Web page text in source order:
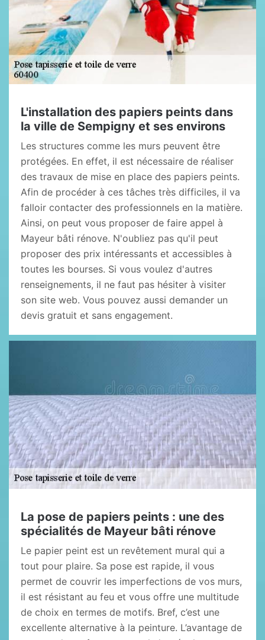
L'installation des papiers peints dans
la ville de Sempigny et ses environs
Les structures comme les murs peuvent être
protégées. En effet, il est nécessaire de réaliser
des travaux de mise en place des papiers peints.
Afin de procéder à ces tâches très difficiles, il va
falloir contacter des professionnels en la matière.
Ainsi, on peut vous proposer de faire appel à
Mayeur bâti rénove. N'oubliez pas qu'il peut
proposer des prix intéressants et accessibles à
toutes les bourses. Si vous voulez d'autres
renseignements, il ne faut pas hésiter à visiter
son site web. Vous pouvez aussi demander un
devis gratuit et sans engagement.
La pose de papiers peints : une des
spécialités de Mayeur bâti rénove
Le papier peint est un revêtement mural qui a
tout pour plaire. Sa pose est rapide, il vous
permet de couvrir les imperfections de vos murs,
il est résistant au feu et vous offre une multitude
de choix en termes de motifs. Bref, c’est une
excellente alternative à la peinture. L’avantage de